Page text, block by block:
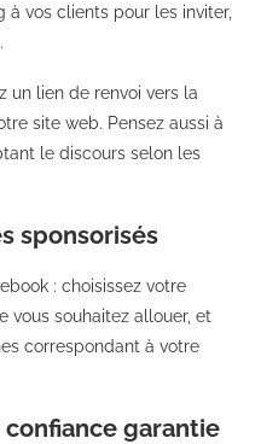
vos clients pour les inviter,
un lien de renvoi vers la
site web. Pensez aussi à
le discours selon les
sponsorisés
: choisissez votre
vous souhaitez allouer, et
correspondant à votre
confiance garantie